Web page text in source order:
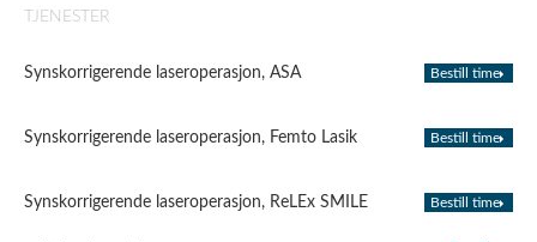
TJENESTER
Synskorrigerende laseroperasjon, ASA Bestill time
Synskorrigerende laseroperasjon, Femto Lasik Bestill time
Synskorrigerende laseroperasjon, ReLEx SMILE Bestill time